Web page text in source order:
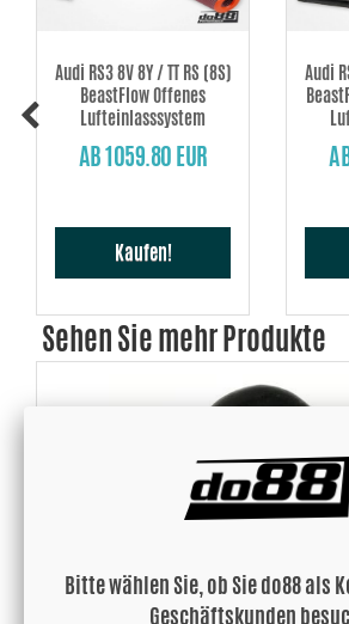
Audi RS3 8V 8Y / TT RS (8S)
BeastFlow Offenes
Lufteinlasssystem
AB 1059.80 EUR
Kaufen!
Audi
Sehen Sie mehr Produkte
Bitte wählen Sie, ob Sie do88 als
Geschäftskunden